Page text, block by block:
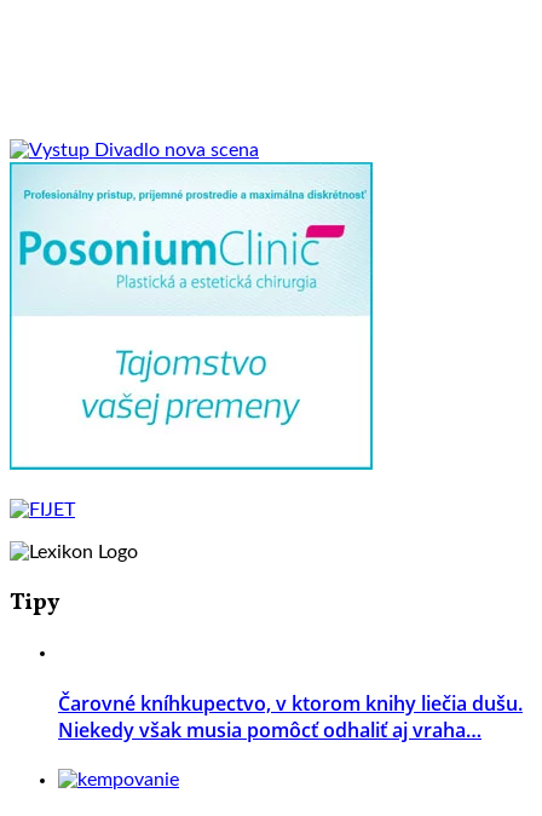
Tipy
Čarovné kníhkupectvo, v ktorom knihy liečia dušu.
Niekedy však musia pomôcť odhaliť aj vraha…